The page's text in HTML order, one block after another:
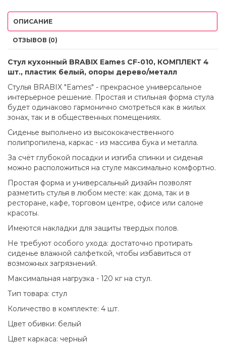
ОПИСАНИЕ
ОТЗЫВОВ (0)
Стул кухонный BRABIX Eames CF-010, КОМПЛЕКТ 4
шт., пластик белый, опоры дерево/металл
Стулья BRABIX "Eames" - прекрасное универсальное
интерьерное решение. Простая и стильная форма стула
будет одинаково гармонично смотреться как в жилых
зонах, так и в общественных помещениях.
Сиденье выполнено из высококачественного
полипропилена, каркас - из массива бука и металла.
За счёт глубокой посадки и изгиба спинки и сиденья
можно расположиться на стуле максимально комфортно.
Простая форма и универсальный дизайн позволят
разметить стулья в любом месте: как дома, так и в
ресторане, кафе, торговом центре, офисе или салоне
красоты.
Имеются накладки для защиты твердых полов.
Не требуют особого ухода: достаточно протирать
сиденье влажной салфеткой, чтобы избавиться от
возможных загрязнений.
Максимальная нагрузка - 120 кг на стул.
Тип товара: стул
Количество в комплекте: 4 шт.
Цвет обивки: белый
Цвет каркаса: черный